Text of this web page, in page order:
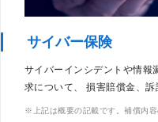
サイバー保険
サイバーインシデントや情報
求について、 損害賠償金、訴
上記は概要の記載です。補償内